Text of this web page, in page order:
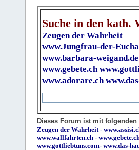
Suche in den kath.
Zeugen der Wahrheit
www.Jungfrau-der-
www.barbara-weigand.de
www.gebete.ch
www.adorare.ch
Dieses Forum ist mit
Zeugen der Wahrheit -
www.wallfahrten.ch -
www.gottliebtuns.com- www.das-